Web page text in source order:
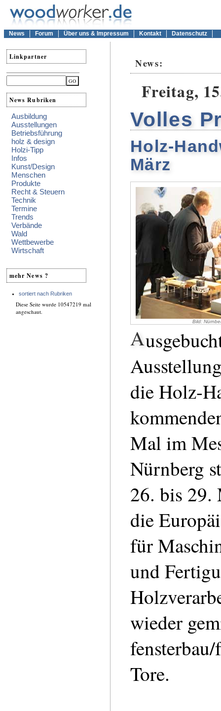
News Forum Über uns & Impressum Kontakt Datenschutz
Linkpartner
News Rubriken
Ausbildung
Ausstellungen
Betriebsführung
holz & design
Holzi-Tipp
Infos
Kunst/Design
Menschen
Produkte
Recht & Steuern
Technik
Termine
Trends
Verbände
Wald
Wettbewerbe
Wirtschaft
mehr News ?
sortiert nach Rubriken
Diese Seite wurde 10547219 mal
angeschaut.
News:
Freitag,
Volles
Holz-
März
Bild:
A
die Holz-
Mal im
Nürnberg
26. bis 29.
die
für
und
wieder
Tore.